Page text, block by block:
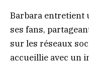
Barbara entretient
ses fans,
sur les réseaux
accueillie avec un